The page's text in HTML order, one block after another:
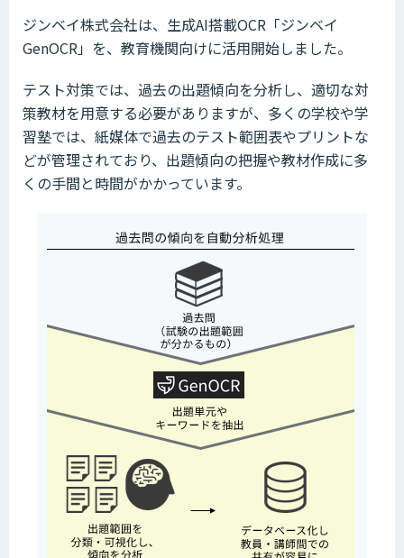
ジンベイ株式会社は、生成AI搭載OCR「ジンベイ
GenOCR」を、教育機関向けに活用開始しました。
テスト対策では、過去の出題傾向を分析し、適切な対
策教材を用意する必要がありますが、多くの学校や学
習塾では、紙媒体で過去のテスト範囲表やプリントな
どが管理されており、出題傾向の把握や教材作成に多
くの手間と時間がかかっています。